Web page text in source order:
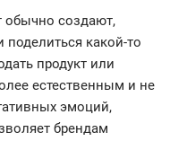
обычно создают,
какой-то
продукт или
естественным и не
эмоций,
брендам